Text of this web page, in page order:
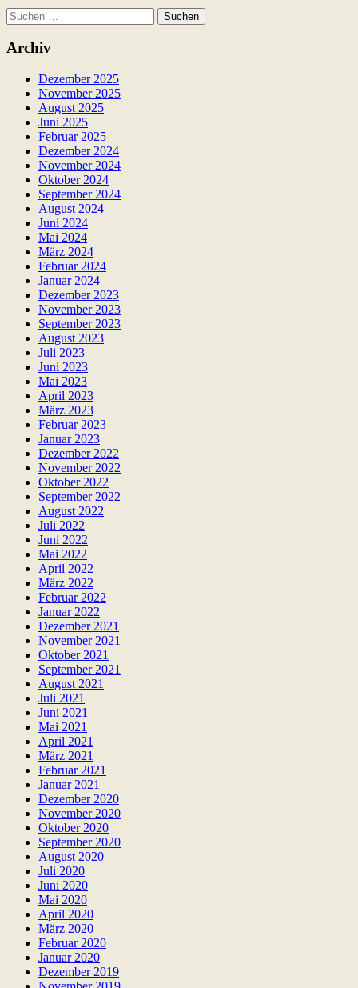
Suchen
nach:
Archiv
Dezember 2025
November 2025
August 2025
Juni 2025
Februar 2025
Dezember 2024
November 2024
Oktober 2024
September 2024
August 2024
Juni 2024
Mai 2024
März 2024
Februar 2024
Januar 2024
Dezember 2023
November 2023
September 2023
August 2023
Juli 2023
Juni 2023
Mai 2023
April 2023
März 2023
Februar 2023
Januar 2023
Dezember 2022
November 2022
Oktober 2022
September 2022
August 2022
Juli 2022
Juni 2022
Mai 2022
April 2022
März 2022
Februar 2022
Januar 2022
Dezember 2021
November 2021
Oktober 2021
September 2021
August 2021
Juli 2021
Juni 2021
Mai 2021
April 2021
März 2021
Februar 2021
Januar 2021
Dezember 2020
November 2020
Oktober 2020
September 2020
August 2020
Juli 2020
Juni 2020
Mai 2020
April 2020
März 2020
Februar 2020
Januar 2020
Dezember 2019